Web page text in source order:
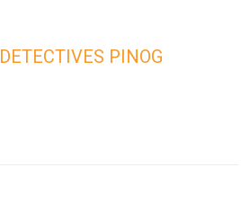
DETECTIVES PINOG